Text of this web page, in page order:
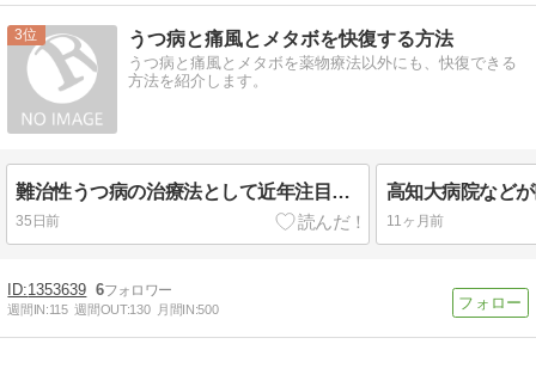
3 うつ病と痛風とメタボを快復する方法
うつ病と痛風とメタボを薬物療法以外にも、快復できる
方法を紹介します。
難治性うつ病の治療法として近年注目されている、体への負担が少ない治療とは？
35日前 11ヶ月前
1353639 6
週間IN:115 週間OUT:130 月間IN:500